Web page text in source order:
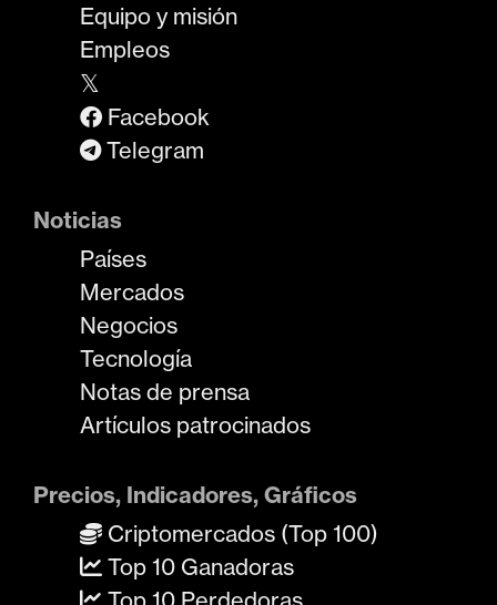
Equipo y misión
Empleos
𝕏
Facebook
Telegram
Noticias
Países
Mercados
Negocios
Tecnología
Notas de prensa
Artículos patrocinados
Precios, Indicadores, Gráficos
Criptomercados (Top 100)
Top 10 Ganadoras